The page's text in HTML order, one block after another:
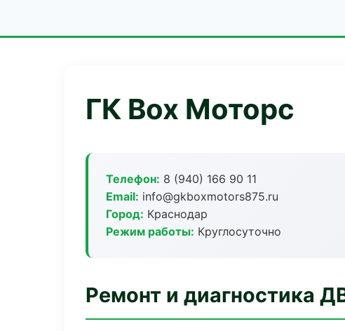
ГК Box Моторс
Телефон: 8 (940) 166 90 11
Email: info@gkboxmotors875.ru
Город: Краснодар
Режим работы: Круглосуточно
Ремонт и диагностика